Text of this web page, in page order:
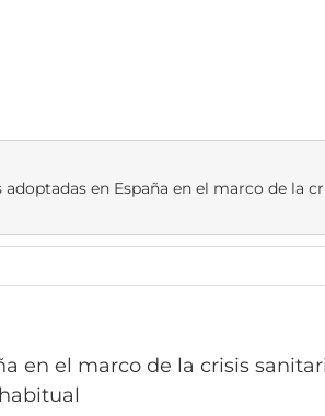
adoptadas en España en el marco de la
en el marco de la crisis